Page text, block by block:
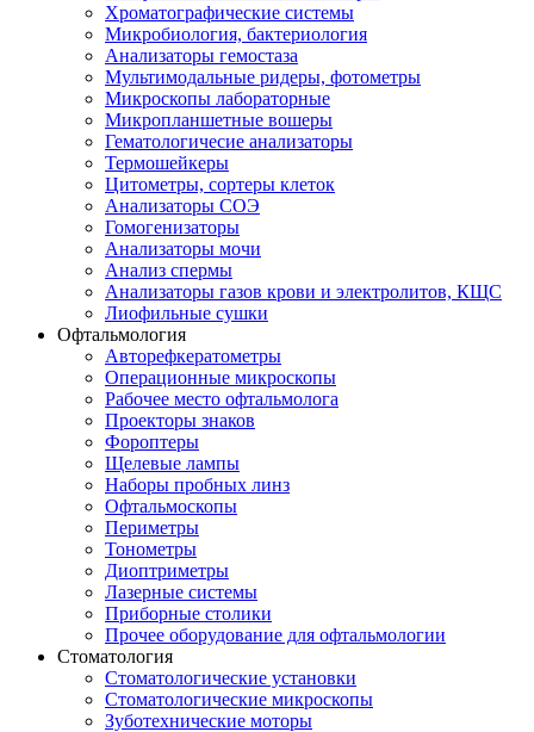
Хроматографические системы
Микробиология, бактериология
Анализаторы гемостаза
Мультимодальные ридеры, фотометры
Микроскопы лабораторные
Микропланшетные вошеры
Гематологичесие анализаторы
Термошейкеры
Цитометры, сортеры клеток
Анализаторы СОЭ
Гомогенизаторы
Анализаторы мочи
Анализ спермы
Анализаторы газов крови и электролитов, КЩС
Лиофильные сушки
Офтальмология
Авторефкератометры
Операционные микроскопы
Рабочее место офтальмолога
Проекторы знаков
Фороптеры
Щелевые лампы
Наборы пробных линз
Офтальмоскопы
Периметры
Тонометры
Диоптриметры
Лазерные системы
Приборные столики
Прочее оборудование для офтальмологии
Стоматология
Стоматологические установки
Стоматологические микроскопы
Зуботехнические моторы